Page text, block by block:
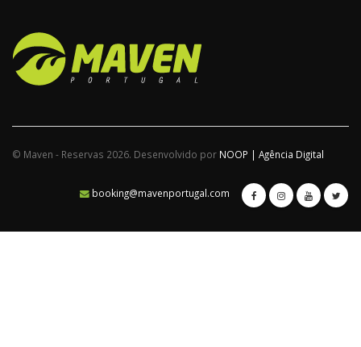
© Maven - Reservas 2026. Desenvolvido por NOOP | Agência Digital
booking@mavenportugal.com